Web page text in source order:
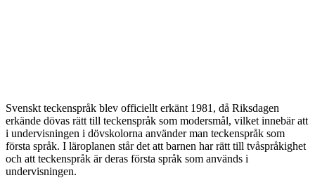
Svenskt teckenspråk blev officiellt erkänt 1981, då Riksdagen
erkände dövas rätt till teckenspråk som modersmål, vilket innebär att
i undervisningen i dövskolorna använder man teckenspråk som
första språk. I läroplanen står det att barnen har rätt till tvåspråkighet
och att teckenspråk är deras första språk som används i
undervisningen.